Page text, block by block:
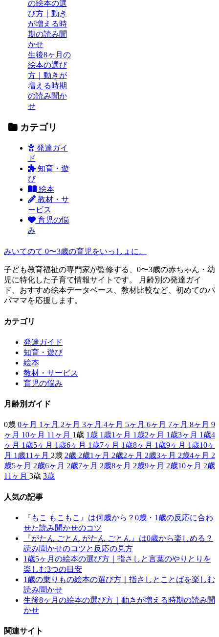
生後8ヶ月の
絵本の選び
方｜動きが
増える時期
の読み聞か
せ
カテゴリ
発達ガイ
ド
知育・遊
び
絵本
教材・サ
ービス
育児の悩
み
みいてのて 0〜3歳の育児をいっしょに。
子ども教育福祉の専門家が監修する、0〜3歳の赤ちゃん・幼
児に特化した子育て情報サイトです。 月齢別の発達ガイ
ド、おすすめ絵本データベース、教材比較など、初めてのパ
パママを応援します。
カテゴリ
発達ガイド
知育・遊び
絵本
教材・サービス
育児の悩み
月齢別ガイド
0歳 0ヶ月 1ヶ月 2ヶ月 3ヶ月 4ヶ月 5ヶ月 6ヶ月 7ヶ月 8ヶ月 9
ヶ月 10ヶ月 11ヶ月 1歳 1歳 1歳1ヶ月 1歳2ヶ月 1歳3ヶ月 1歳4
ヶ月 1歳5ヶ月 1歳6ヶ月 1歳7ヶ月 1歳8ヶ月 1歳9ヶ月 1歳10ヶ
月 1歳11ヶ月 2歳 2歳 2歳1ヶ月 2歳2ヶ月 2歳3ヶ月 2歳4ヶ月 2
歳5ヶ月 2歳6ヶ月 2歳7ヶ月 2歳8ヶ月 2歳9ヶ月 2歳10ヶ月 2歳
11ヶ月 3歳 3歳
人気の記事
『もこ もこもこ』は何歳から？0歳・1歳の反応に合わ
せた読み聞かせのコツ
『がたん ごとん がたん ごとん』は0歳から楽しめる？
読み聞かせのコツと反応の見方
1歳5ヶ月の絵本の選び方｜指さしと言葉のやりとりを
楽しむ3つの目安
1歳の乗りもの絵本の選び方｜指さしとことばを楽しむ
読み聞かせ
生後8ヶ月の絵本の選び方｜動きが増える時期の読み聞
かせ
関連サイト